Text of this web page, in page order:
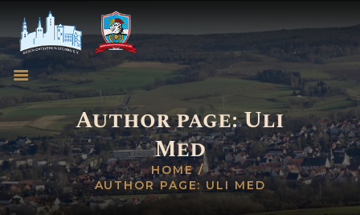
Author page: Uli
Med
HOME
AUTHOR PAGE: ULI MED
HOME
GESCHICHTSVEREIN
WEINBRUDERSCHAFT